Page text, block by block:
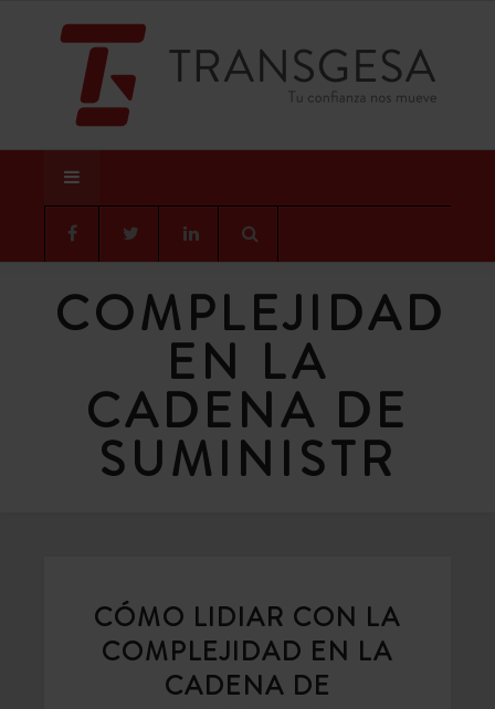
COMPLEJIDAD
EN LA
CADENA DE
SUMINISTR
CÓMO LIDIAR CON LA
COMPLEJIDAD EN LA
CADENA DE